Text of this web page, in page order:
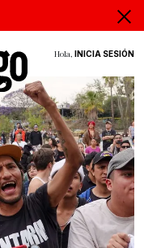
Hola, INICIA SESIÓN